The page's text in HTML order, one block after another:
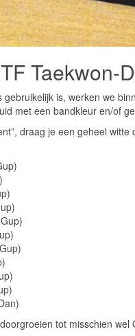
Taekwon-
is, werken we
met een bandkleur en/of
draag je een geheel
tot misschien wel